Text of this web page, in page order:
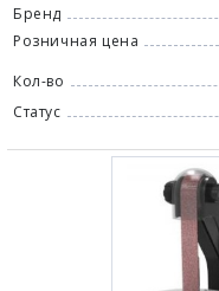
Бренд
Розничная цена
Кол-во
Статус